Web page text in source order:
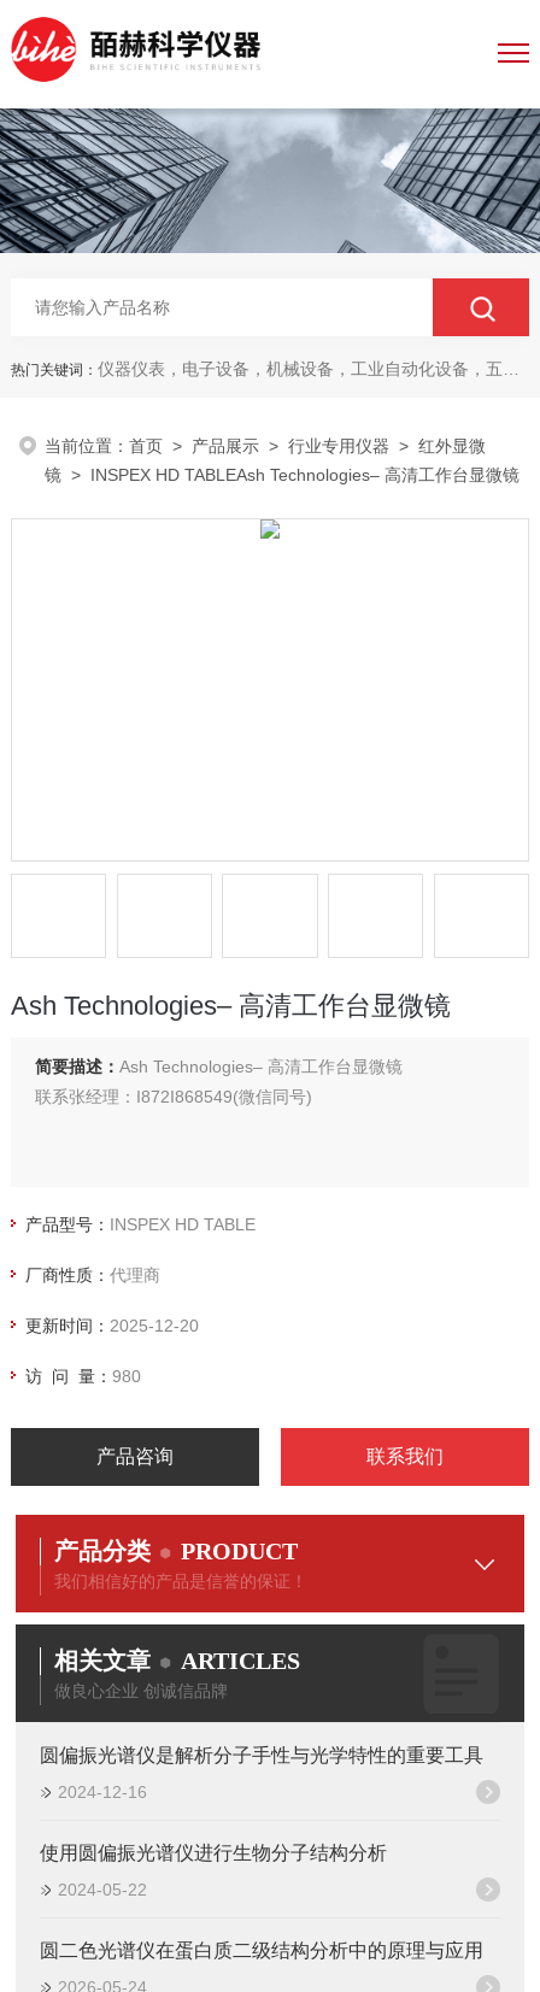
热门关键词： 仪器仪表，电子设备，机械设备，工业自动化设备，五金产品，电线电缆，金属材料，电子
当前位置：首页 > 产品展示 >行业专用仪器 >红外显微
镜 > INSPEX HD TABLEAsh Technologies– 高清工作台显微镜
Ash Technologies– 高清工作台显微镜
简要描述： Ash Technologies– 高清工作台显微镜
联系张经理：I872I868549(微信同号)
产品型号： INSPEX HD TABLE
厂商性质： 代理商
更新时间： 2025-12-20
访 问 量： 980
产品咨询 联系我们
产品分类 PRODUCT
我们相信好的产品是信誉的保证！
相关文章 ARTICLES
做良心企业 创诚信品牌
圆偏振光谱仪是解析分子手性与光学特性的重要工具
2024-12-16
使用圆偏振光谱仪进行生物分子结构分析
2024-05-22
圆二色光谱仪在蛋白质二级结构分析中的原理与应用
2026-05-24